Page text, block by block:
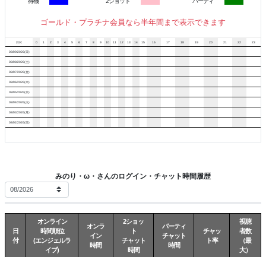
よくいわれる！うれし！
ラブンスの「強」を使われると
「弱」でもすでにやばいのに
ないしょでするの、へんなとびら開いちゃいそうだよ。。
アニメ
5等分の花嫁(三玖推しです)、黒バス、フルバ
とか好き！
ゴールド・プラチナ会員なら半年間まで表示できます
日付 0 1 2 3 4 5 6 7 8 9 10 11 12 13 14 15 16 17 18 19 20 21 22 23
08/09/2026(日)
08/08/2026(土)
08/07/2026(金)
08/06/2026(木)
08/05/2026(水)
08/04/2026(火)
08/03/2026(月)
08/02/2026(日)
みのり・ω・さんのログイン・チャット時間履歴
日
付
オンライン
時間順位
(エンジェルラ
イブ)
オンラ
イン
時間
2ショッ
ト
チャット
時間
パーティ
チャット
時間
チャッ
ト率
視聴
者数
（最
大）